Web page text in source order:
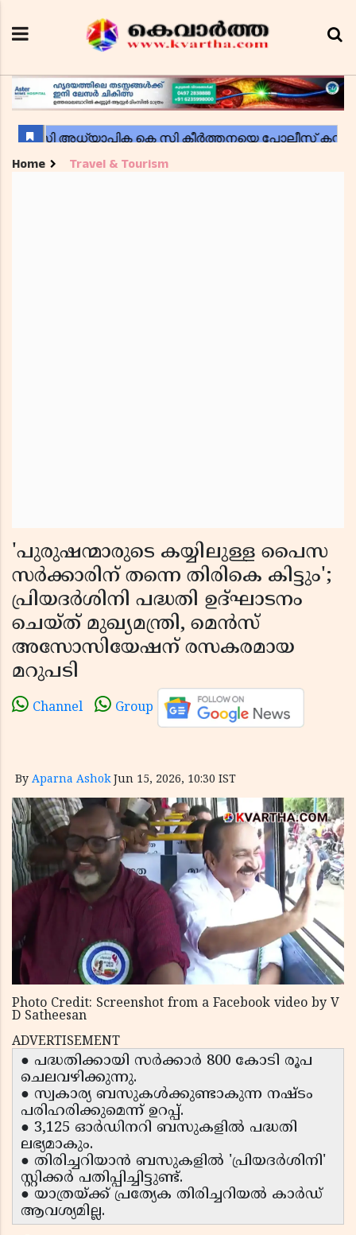
Home Travel & Tourism
'പുരുഷന്മാരുടെ കയ്യിലുള്ള പൈസ
സർക്കാരിന് തന്നെ തിരികെ കിട്ടും';
പ്രിയദർശിനി പദ്ധതി ഉദ്ഘാടനം
ചെയ്ത് മുഖ്യമന്ത്രി, മെൻസ്
അസോസിയേഷന് രസകരമായ
മറുപടി
Channel Group
By Aparna Ashok Jun 15, 2026, 10:30 IST
Photo Credit: Screenshot from a Facebook video by V
D Satheesan
ADVERTISEMENT
● പദ്ധതിക്കായി സർക്കാർ 800 കോടി രൂപ
ചെലവഴിക്കുന്നു.
● സ്വകാര്യ ബസുകൾക്കുണ്ടാകുന്ന നഷ്ടം
പരിഹരിക്കുമെന്ന് ഉറപ്പ്.
● 3,125 ഓർഡിനറി ബസുകളിൽ പദ്ധതി
ലഭ്യമാകും.
● തിരിച്ചറിയാൻ ബസുകളിൽ 'പ്രിയദർശിനി'
സ്റ്റിക്കർ പതിപ്പിച്ചിട്ടുണ്ട്.
● യാത്രയ്ക്ക് പ്രത്യേക തിരിച്ചറിയൽ കാർഡ്
ആവശ്യമില്ല.